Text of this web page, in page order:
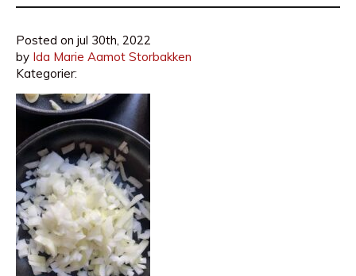
Posted on jul 30th, 2022
by Ida Marie Aamot Storbakken
Kategorier: